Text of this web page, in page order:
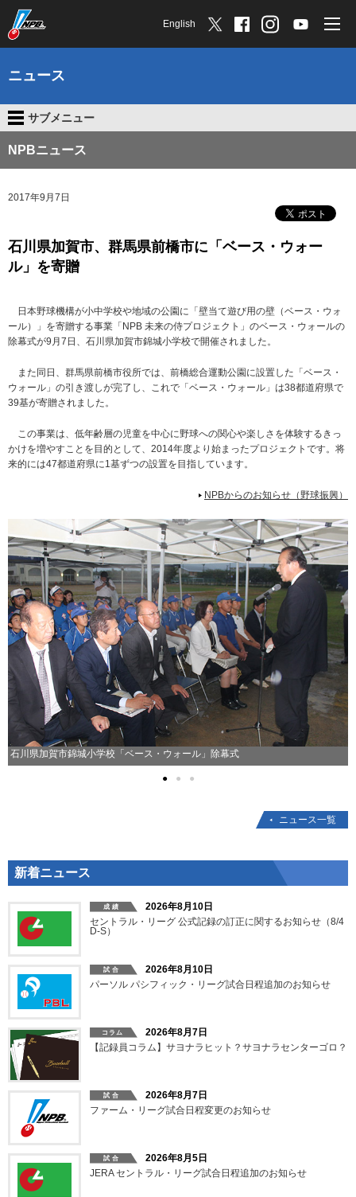
English
ニュース
サブメニュー
NPBニュース
2017年9月7日
石川県加賀市、群馬県前橋市に「ベース・ウォー
ル」を寄贈
日本野球機構が小中学校や地域の公園に「壁当て遊び用の壁（ベース・ウォ
ール）」を寄贈する事業「NPB 未来の侍プロジェクト」のベース・ウォールの
除幕式が9月7日、石川県加賀市錦城小学校で開催されました。
また同日、群馬県前橋市役所では、前橋総合運動公園に設置した「ベース・
ウォール」の引き渡しが完了し、これで「ベース・ウォール」は38都道府県で
39基が寄贈されました。
この事業は、低年齢層の児童を中心に野球への関心や楽しさを体験するきっ
かけを増やすことを目的として、2014年度より始まったプロジェクトです。将
来的には47都道府県に1基ずつの設置を目指しています。
NPBからのお知らせ（野球振興）
石川県加賀市錦城小学校「ベース・ウォール」除幕式
● ● ●
ニュース一覧
新着ニュース
2026年8月10日
セントラル・リーグ 公式記録の訂正に関するお知らせ（8/4
D-S）
2026年8月10日
パーソル パシフィック・リーグ試合日程追加のお知らせ
2026年8月7日
【記録員コラム】サヨナラヒット？サヨナラセンターゴロ？
2026年8月7日
ファーム・リーグ試合日程変更のお知らせ
2026年8月5日
JERA セントラル・リーグ試合日程追加のお知らせ